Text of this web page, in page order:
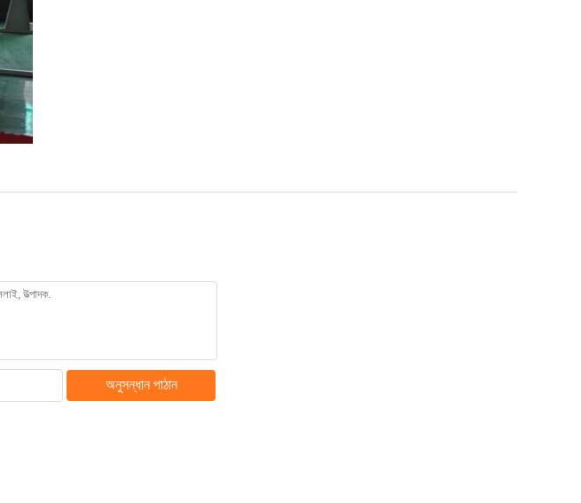
অনুসন্ধান পাঠান